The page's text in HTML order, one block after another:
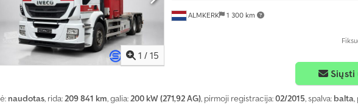
i
1 / 15
ALMKERK 1 300 km
Siųsti
naudotas, rida:209 841 km, galia:200 kW (271,92 AG), pirmoji registracija:02/2015, spalva: balta,